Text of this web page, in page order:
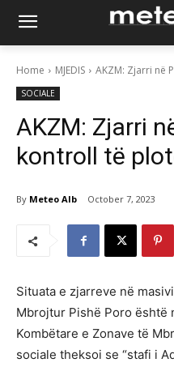
Home MJEDIS AKZM: Zjarri në
SOCIALE
AKZM: Zjarri
kontroll të
By Meteo Alb October 7, 2023
Situata e zjarreve në
Mbrojtur Pishë Poro është
Kombëtare e Zonave të
sociale theksoi se “stafi i